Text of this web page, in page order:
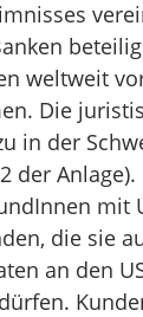
weltweit
Die
in der
der
mit
die sie
an den